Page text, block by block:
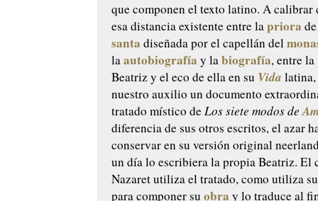
que componen el texto latino. A calibrar
esa distancia existente entre lapriora
santa diseñada por el capellán del
laautobiografía y labiografía, entre la
Beatriz y el eco de ella en su Vida latina,
nuestro auxilio un documento
tratado místico deLos siete modos de
diferencia de sus otros escritos, el azar
conservar en su versión original
un día lo escribiera la propia Beatriz. El
Nazaret utiliza el tratado, como utiliza
para componer suobra y lo traduce al